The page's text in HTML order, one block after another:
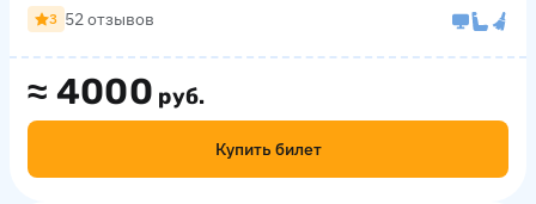
≈ 4000 руб.
Купить билет
3 52 отзывов